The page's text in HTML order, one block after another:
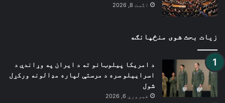
اگست 8, 2026
زیات بحث شوی منځپانګه
د امریکا پیلوټانو ته د ایران په وړاندې د
اسراییلو سره د مرستې لپاره مډالونه ورکړل
شول
فبروري 6, 2026